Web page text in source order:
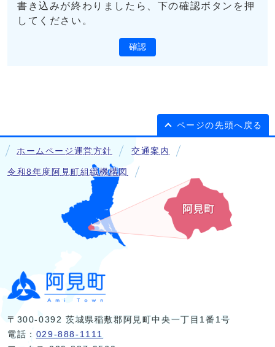
書き込みが終わりましたら、下の確認ボタンを押
してください。
確認
ページの先頭へ戻る
ホームページ運営方針 交通案内
令和8年度阿見町組織機構図
〒300-0392 茨城県稲敷郡阿見町中央一丁目1番1号
電話： 029-888-1111